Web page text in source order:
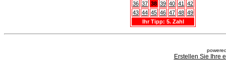
36 37 38 39 40 41
42
43 44 45 46 47 48 49
Ihr Tipp: 5. Zahl
Erstellen Sie Ihre